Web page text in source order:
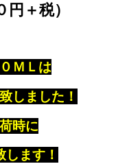
円＋税）
ＭＬは
しました！
時に
ます！